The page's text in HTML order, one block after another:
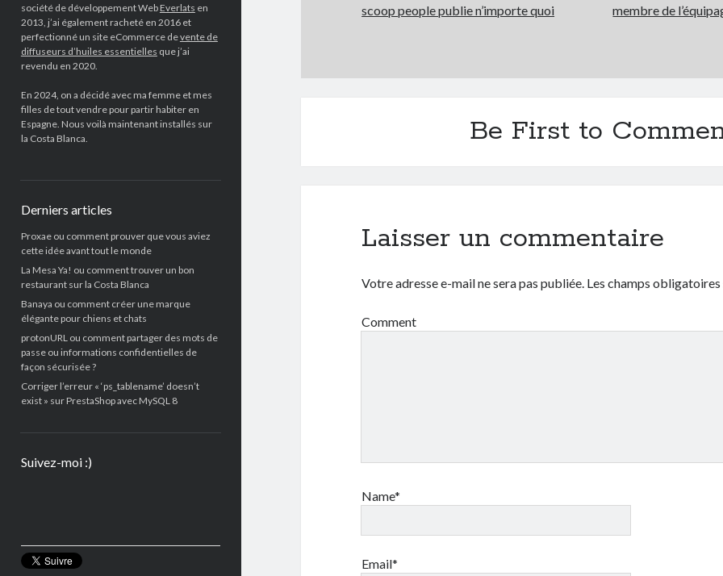
société de développement Web Everlats en
2013, j’ai également racheté en 2016 et
perfectionné un site eCommerce devente de
diffuseurs d’huiles essentielles que j’ai
revendu en 2020.
En 2024, on a décidé avec ma femme et mes
filles de tout vendre pour partir habiter en
Espagne. Nous voilà maintenant installés sur
la Costa Blanca.
Derniers articles
Proxae ou comment prouver que vous aviez
cette idée avant tout le monde
La Mesa Ya! ou comment trouver un bon
restaurant sur la Costa Blanca
Banaya ou comment créer une marque
élégante pour chiens et chats
protonURL ou comment partager des mots de
passe ou informations confidentielles de
façon sécurisée ?
Corriger l’erreur « ‘ps_tablename’ doesn’t
exist » sur PrestaShop avec MySQL 8
Suivez-moi :)
scoop people publie n’importe quoi
membre de
Be First to
Laisser un commentaire
Votre adresse e-mail ne sera pas publiée. Les champs
Comment
Name*
Email*